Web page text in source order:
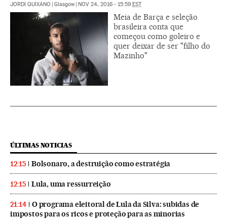
JORDI QUIXANO | Glasgow | NOV 24, 2016 - 15:59 EST
Meia de Barça e seleção
brasileira conta que
começou como goleiro e
quer deixar de ser "filho do
Mazinho"
ÚLTIMAS NOTICIAS
12:15 Bolsonaro, a destruição como estratégia
12:15 Lula, uma ressurreição
21:14
O programa eleitoral de Lula da Silva: subidas de
impostos para os ricos e proteção para as minorias